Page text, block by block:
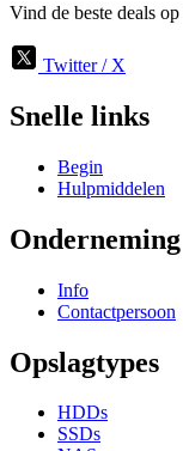
Vind de beste deals
Twitter / X
Snelle links
Begin
Hulpmiddelen
Onderneming
Info
Contactpersoon
Opslagtypes
HDDs
SSDs